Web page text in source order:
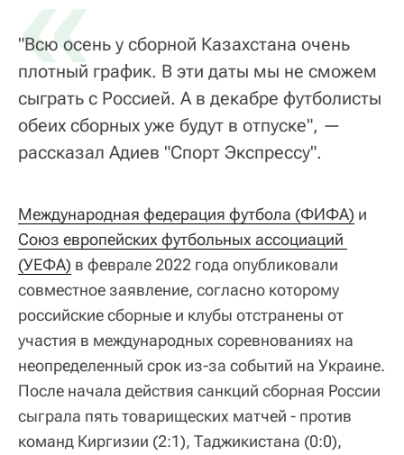
"Всю осень у сборной Казахстана очень
плотный график. В эти даты мы не сможем
сыграть с Россией. А в декабре футболисты
обеих сборных уже будут в отпуске", —
рассказал Адиев "Спорт Экспрессу".
Международная федерация футбола (ФИФА) и
Союз европейских футбольных ассоциаций
(УЕФА) в феврале 2022 года опубликовали
совместное заявление, согласно которому
российские сборные и клубы отстранены от
участия в международных соревнованиях на
неопределенный срок из-за событий на Украине.
После начала действия санкций сборная России
сыграла пять товарищеских матчей - против
команд Киргизии (2:1), Таджикистана (0:0),